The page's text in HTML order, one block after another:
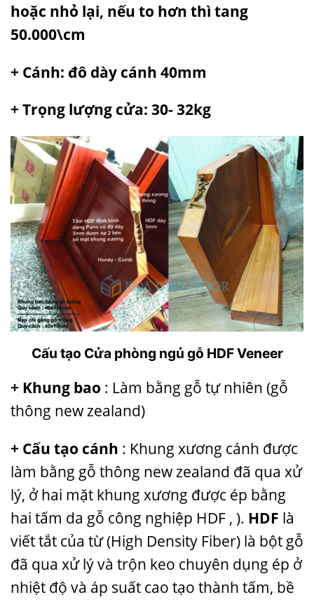
hoặc nhỏ lại, nếu to hơn thì tang
50.000\cm
+ Cánh: đô dày cánh 40mm
+ Trọng lượng cửa: 30- 32kg
Cấu tạo Cửa phòng ngủ gỗ HDF Veneer
+ Khung bao : Làm bằng gỗ tự nhiên (gỗ
thông new zealand)
+ Cấu tạo cánh : Khung xương cánh được
làm bằng gỗ thông new zealand đã qua xử
lý, ở hai mặt khung xương được ép bằng
hai tấm da gỗ công nghiệp HDF , ). HDF là
viết tắt của từ (High Density Fiber) là bột gỗ
đã qua xử lý và trộn keo chuyên dụng ép ở
nhiệt độ và áp suất cao tạo thành tấm, bề